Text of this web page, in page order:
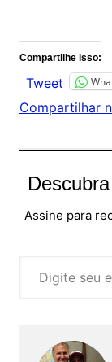
Compartilhe isso:
Tweet
Compartilhar
Assine para